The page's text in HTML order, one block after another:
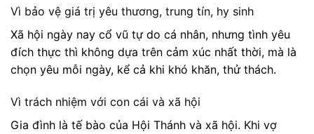
Vì bảo vệ giá trị yêu thương, trung tín, hy sinh
Xã hội ngày nay cổ vũ tự do cá nhân, nhưng tình yêu
đích thực thì không dựa trên cảm xúc nhất thời, mà là
chọn yêu mỗi ngày, kể cả khi khó khăn, thử thách.
Vì trách nhiệm với con cái và xã hội
Gia đình là tế bào của Hội Thánh và xã hội. Khi vợ